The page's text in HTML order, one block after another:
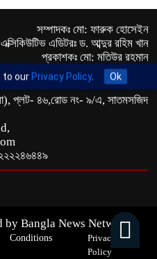
সম্পাদকঃ মো: ফারুক হোসেইন
এক্সিকিউটিভ এডিটরঃ ড. আব্দুর রহিম খান
প্রকাশকঃ মো: মতিউর রহমান
প্লট- ৪৬,রোড নং- ৯/এ, সাতমসজিদ
Bangla News Network
Conditions
Privacy &
Policy
to our Privacy Policy. Ok